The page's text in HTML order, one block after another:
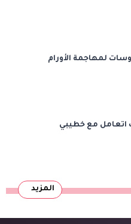
لمهاجمة الأورام
اتعامل مع خطيبي
المزيد